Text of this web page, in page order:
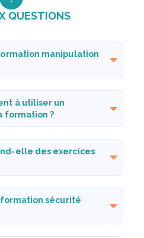
QUESTIONS
manipulation
à utiliser un
formation ?
elle des exercices
formation sécurité